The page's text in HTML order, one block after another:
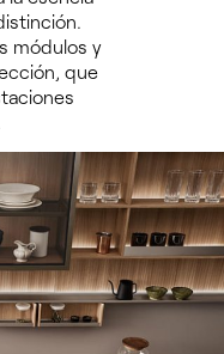
módulos y
que